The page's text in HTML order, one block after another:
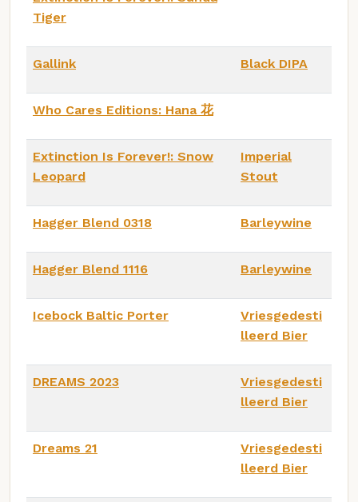
Tiger
Gallink Black DIPA
Who Cares Editions: Hana 花
Extinction Is Forever!: Snow
Leopard
Imperial
Stout
Hagger Blend 0318 Barleywine
Hagger Blend 1116 Barleywine
Icebock Baltic Porter
Vriesgedesti
lleerd Bier
DREAMS 2023
Vriesgedesti
lleerd Bier
Dreams 21
Vriesgedesti
lleerd Bier